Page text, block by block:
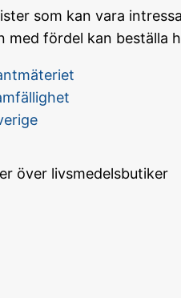
som kan vara
med fördel kan beställa